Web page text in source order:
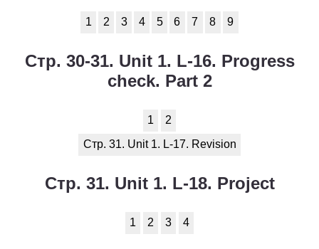
1 2 3 4 5 6 7 8 9
Стр. 30-31. Unit 1. L-16. Progress
check. Part 2
1
2
Стр. 31. Unit 1. L-17. Revision
Стр. 31. Unit 1. L-18. Project
1 2 3 4